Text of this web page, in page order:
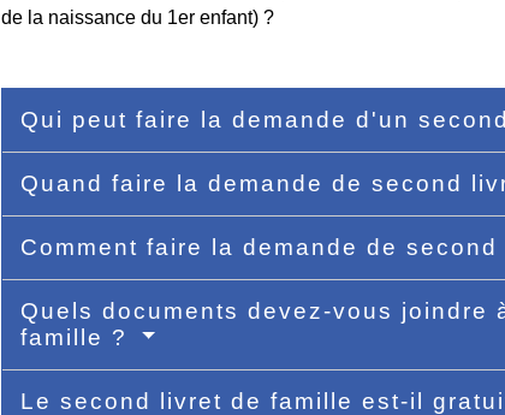
de la naissance du 1erenfant) ?
Qui peut faire la demande d'un
Quand faire la demande de second
Comment faire la demande de
Quels documents devez-vous joindre
famille ?
Le second livret de famille est-il